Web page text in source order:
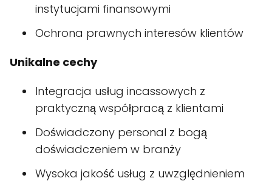
instytucjami finansowymi
Ochrona prawnych interesów klientów
Unikalne cechy
Integracja usług incassowych z
praktyczną współpracą z klientami
Doświadczony personal z bogą
doświadczeniem w branży
Wysoka jakość usług z uwzględnieniem